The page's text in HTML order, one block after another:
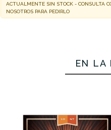
ACTUALMENTE SIN STOCK - CONSULTA
NOSOTROS PARA PEDIRLO
EN LA